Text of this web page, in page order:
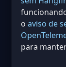
o aviso de
para